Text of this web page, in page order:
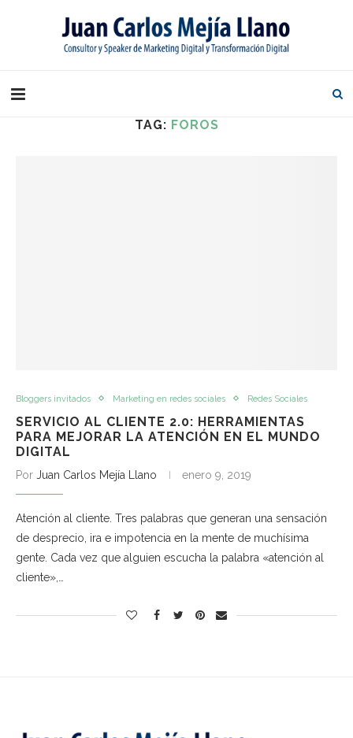
TAG: FOROS
Bloggers invitados Marketing en redes sociales Redes Sociales
SERVICIO AL CLIENTE 2.0: HERRAMIENTAS
PARA MEJORAR LA ATENCIÓN EN EL MUNDO
DIGITAL
Por Juan Carlos Mejía Llano enero 9, 2019
Atención al cliente. Tres palabras que generan una sensación
de desprecio, ira e impotencia en la mente de muchísima
gente. Cada vez que alguien escucha la palabra «atención al
cliente»,…